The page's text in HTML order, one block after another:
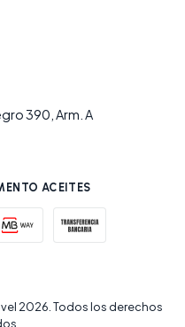
390, Arm. A
ACEITES
2026. Todos los derechos